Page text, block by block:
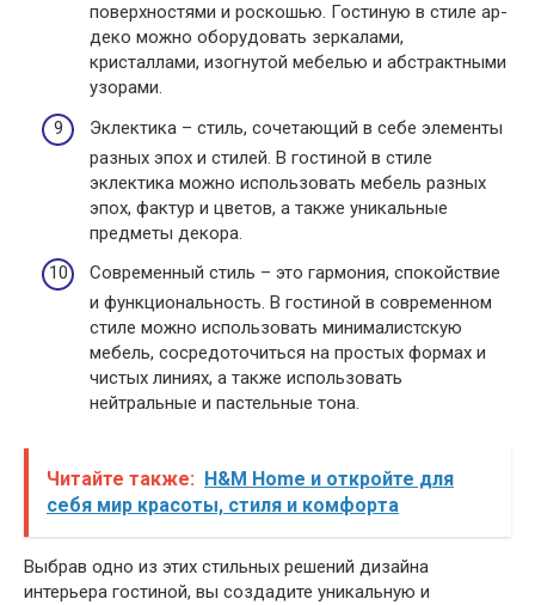
поверхностями и роскошью. Гостиную в стиле ар-
деко можно оборудовать зеркалами,
кристаллами, изогнутой мебелью и абстрактными
узорами.
Эклектика – стиль, сочетающий в себе элементы
разных эпох и стилей. В гостиной в стиле
эклектика можно использовать мебель разных
эпох, фактур и цветов, а также уникальные
предметы декора.
Современный стиль – это гармония, спокойствие
и функциональность. В гостиной в современном
стиле можно использовать минималистскую
мебель, сосредоточиться на простых формах и
чистых линиях, а также использовать
нейтральные и пастельные тона.
Читайте также:
H&M Home и откройте для
себя мир красоты, стиля и комфорта
Выбрав одно из этих стильных решений дизайна
интерьера гостиной, вы создадите уникальную и